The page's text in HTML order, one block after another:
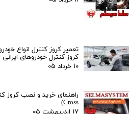
تعمیر کروز کنترل انواع
کروز کنترل خودروهای
۱۰ خرداد ۰۵
Cross)
۱۷ اردیبهشت ۰۵